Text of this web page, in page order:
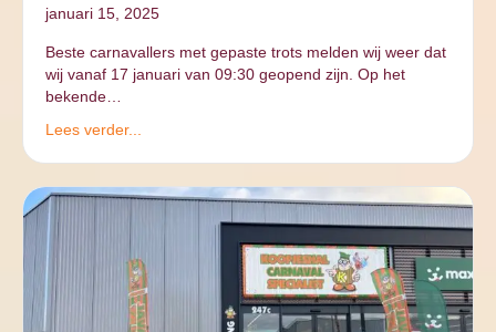
januari 15, 2025
Beste carnavallers met gepaste trots melden wij weer dat
wij vanaf 17 januari van 09:30 geopend zijn. Op het
bekende…
Lees verder...